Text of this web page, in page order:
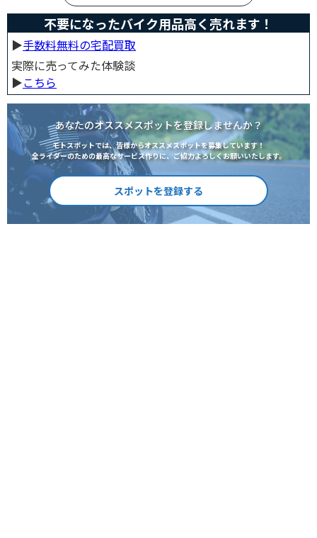
不要になったバイク用品高く売れます！
▶︎手数料無料の宅配買取
実際に売ってみた体験談
▶︎こちら
あなたのオススメスポットを登録しませんか？
モトスポットでは、皆様からオススメスポットを募集しています！
全ライダーのための最高なサービス作りに、ご協力よろしくお願いいたします。
スポットを登録する